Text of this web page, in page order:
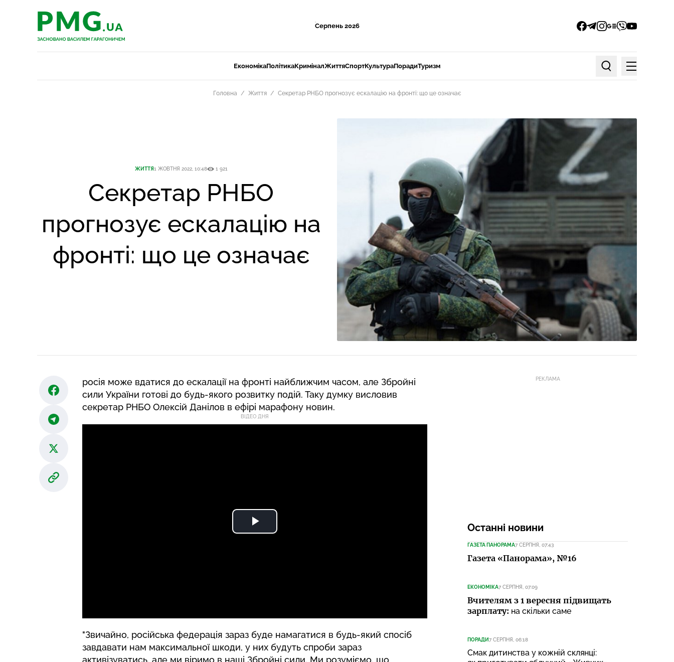
PMG.ua
Серпень 2026
facebook
telegram
instagram
google_news
viberyoutube
PMG.ua
ЕкономікаПолітикаКриміналЖиттяСпортКультураПорадиТуризм
Пошук по статтях
Меню
Головна Життя Секретар РНБО прогнозує ескалацію на фронті: що це означає
ЖИТТЯ1 ЖОВТНЯ 2022, 10:48 1 921
Секретар РНБО
прогнозує ескалацію на
фронті: що це означає
росія може вдатися до ескалації на фронті найближчим часом, але Збройні
сили України готові до будь-якого розвитку подій. Таку думку висловив
секретар РНБО Олексій Данілов в ефірі марафону новин.
ВІДЕО ДНЯ
"Звичайно, російська федерація зараз буде намагатися в будь-який спосіб
завдавати нам максимальної шкоди, у них будуть спроби зараз
РЕКЛАМА
Останні новини
ГАЗЕТА ПАНОРАМА7 СЕРПНЯ, 07:43
Газета «Панорама», №16
ЕКОНОМІКА7 СЕРПНЯ, 07:09
Вчителям з 1 вересня підвищать
зарплату: на скільки саме
ПОРАДИ7 СЕРПНЯ, 06:18
Смак дитинства у кожній склянці: